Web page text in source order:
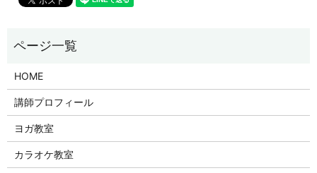
HOME
講師プロフィール
ヨガ教室
カラオケ教室